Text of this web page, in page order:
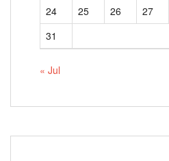
24
25 26 27
31
« Jul